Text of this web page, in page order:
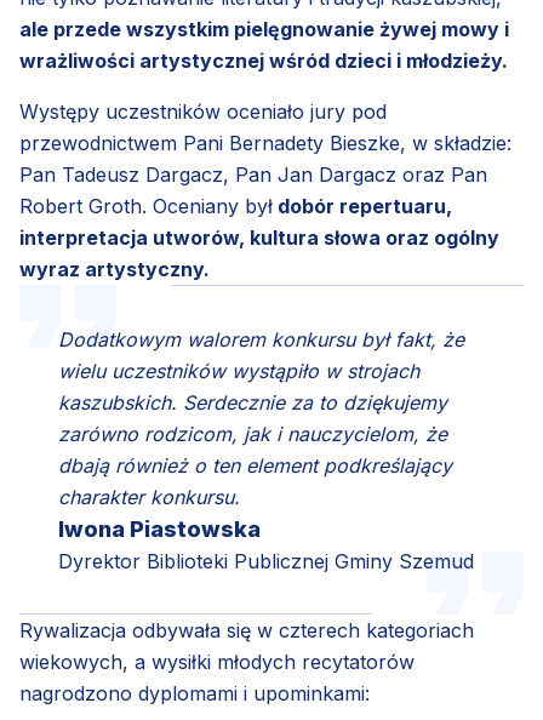
ale przede wszystkim pielęgnowanie żywej mowy i
wrażliwości artystycznej wśród dzieci i młodzieży.
Występy uczestników oceniało jury pod
przewodnictwem Pani Bernadety Bieszke, w składzie:
Pan Tadeusz Dargacz, Pan Jan Dargacz oraz Pan
Robert Groth. Oceniany był dobór repertuaru,
interpretacja utworów, kultura słowa oraz ogólny
wyraz artystyczny.
Dodatkowym walorem konkursu był fakt, że
wielu uczestników wystąpiło w strojach
kaszubskich. Serdecznie za to dziękujemy
zarówno rodzicom, jak i nauczycielom, że
dbają również o ten element podkreślający
charakter konkursu.
Iwona Piastowska
Dyrektor Biblioteki Publicznej Gminy Szemud
Rywalizacja odbywała się w czterech kategoriach
wiekowych, a wysiłki młodych recytatorów
nagrodzono dyplomami i upominkami: